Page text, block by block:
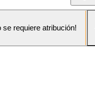
se requiere atribución!